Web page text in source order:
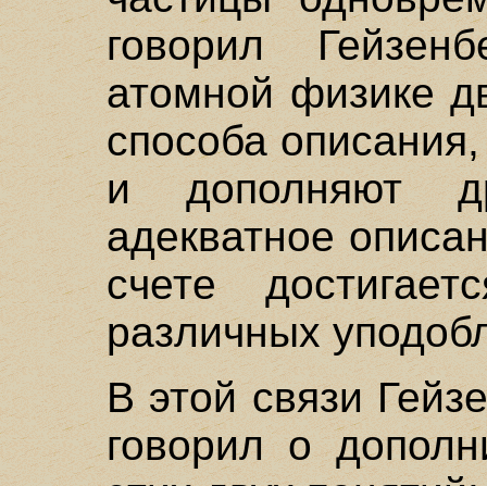
говорил
атомной физике
способа
и дополняют
адекватное
счете
различных
В этой связи
говорил о